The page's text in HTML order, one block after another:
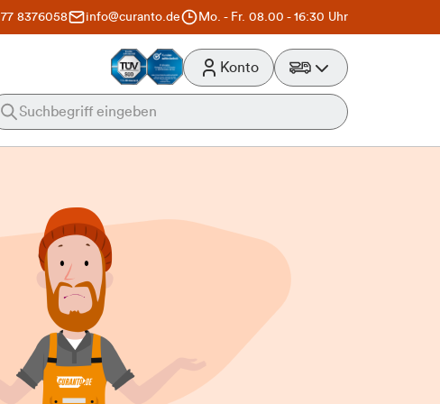
8376058 info@curanto.de Mo. - Fr. 08.00 - 16:30 Uhr
Konto